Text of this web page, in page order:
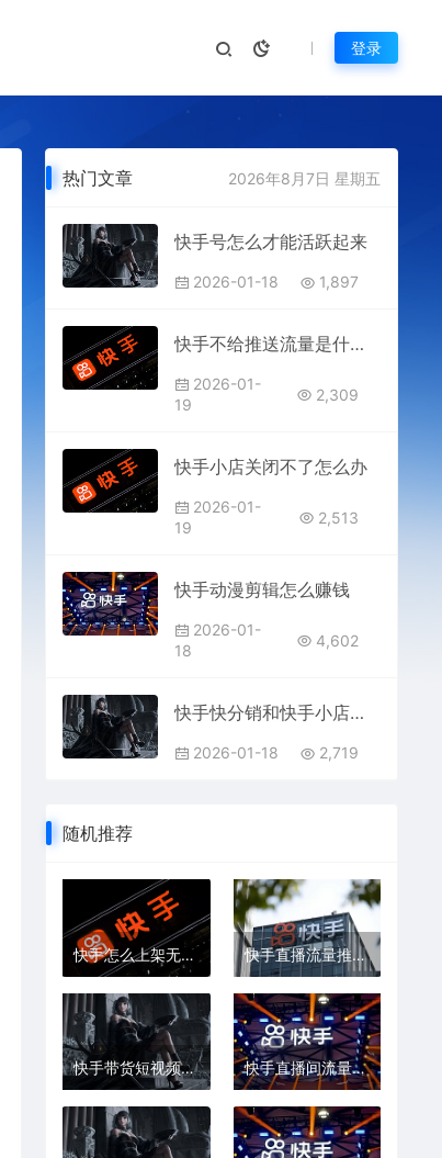
登录
热门文章 2026年8月7日 星期五
快手号怎么才能活跃起来
2026-01-18 1,897
快手不给推送流量是什么原因
2026-01-
19
2,309
快手小店关闭不了怎么办
2026-01-
19
2,513
快手动漫剪辑怎么赚钱
2026-01-
18
4,602
快手快分销和快手小店区别是什么
2026-01-18 2,719
随机推荐
快手怎么上架无品牌商品 快手直播流量推送机制是什么
快手带货短视频怎么发作品赚钱 快手视频小黄车怎么挂 快手直播间流量等级表怎么晋升